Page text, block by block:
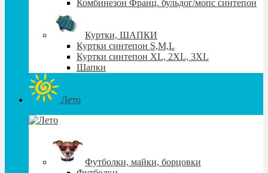
Комбинезон Франц. бульдог/мопс синтепон
Куртки, ШАПКИ
Куртки синтепон S,М,L
Куртки синтепон XL, 2XL, 3XL
Шапки
Лето
Футболки, майки, борцовки